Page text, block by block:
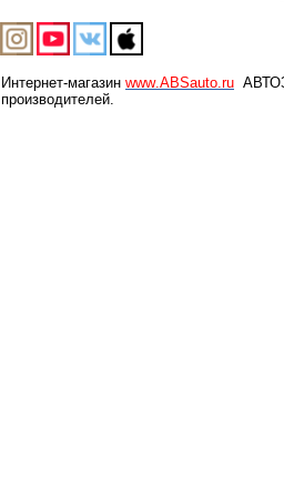
Интернет-магазин www.ABSauto.ru
производителей.